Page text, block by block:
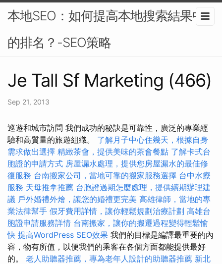
本地SEO：如何提高本地搜索結果中
的排名？-SEO策略
Je Tall Sf Marketing (466)
Sep 21, 2013
巡遊和城市訪問 我們成功的秘訣是可靠性，廣泛的專業經
驗和高質量的旅遊組織。 了解月子中心住幾天，根據自身
需求做出選擇 精緻茶會，提供美味的茶會餐點 了解卡式台
胞證的申請方式 房屋漏水處理，提供您房屋漏水的最佳修
復服務 台南搬家公司，當地可靠的搬家服務選擇 台中水療
服務 天母推拿推薦 台胞證過期怎麼處理，提供續期辦理建
議 戶外婚禮外燴，讓您的婚禮更完美 高雄律師，當地的專
業法律幫手 假牙費用詳情，讓你輕鬆規劃治療計劃 高雄台
胞證申請服務詳情 台南搬家，讓你的搬遷過程變得輕鬆愉
快 提高WordPress SEO效果 我們的目標是編譯最重要的內
容，物有所值，以便我們的乘客在各個方面都能提供最好
的。 老人助聽器推薦，專為老年人設計的助聽器推薦 新北